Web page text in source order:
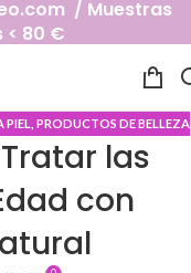
/ Muestras
< 80 €
PIEL PRODUCTOS DE BELLEZA
las
con